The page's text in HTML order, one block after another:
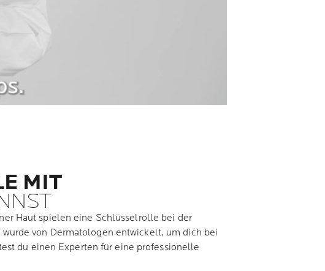
MIT
Haut spielen eine Schlüsselrolle bei der
von Dermatologen entwickelt, um dich bei
du einen Experten für eine professionelle